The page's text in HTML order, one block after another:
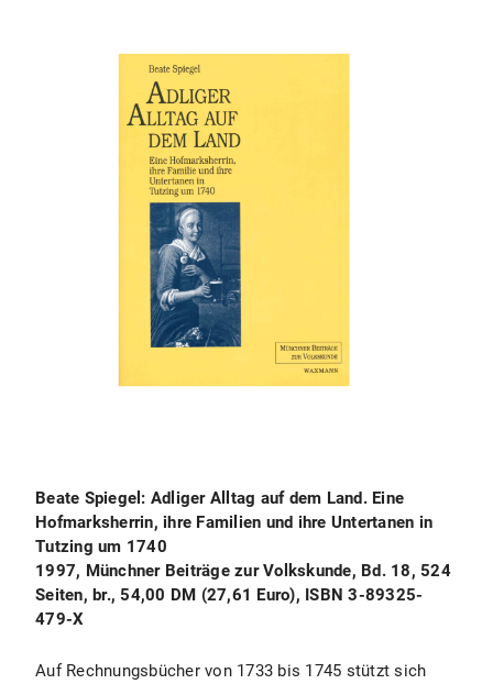
Beate Spiegel: Adliger Alltag auf dem Land. Eine
Hofmarksherrin, ihre Familien und ihre Untertanen in
Tutzing um 1740
1997, Münchner Beiträge zur Volkskunde, Bd. 18, 524
Seiten, br., 54,00 DM (27,61 Euro), ISBN 3-89325-
479-X
Auf Rechnungsbücher von 1733 bis 1745 stützt sich